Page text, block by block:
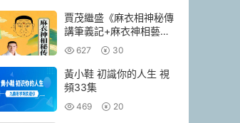
賈茂繼‬盛《麻衣相神‬秘傳
講筆義‬記+麻衣神相藝四‬
通玄高面階‬相篇》2本pdf
627 30
黃小鞋 初識你的人生 視
頻33集
469 20